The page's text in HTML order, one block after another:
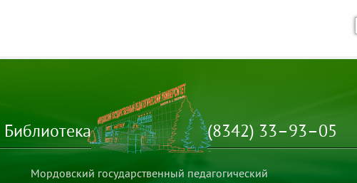
Библиотека (8342) 33–93–05
Мордовский государственный педагогический